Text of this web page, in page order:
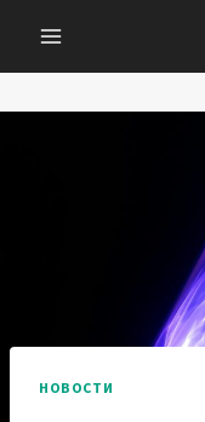
содержанию
НОВОСТИ